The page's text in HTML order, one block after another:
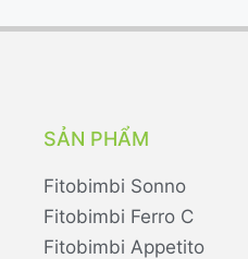
SẢN PHẨM
Fitobimbi Sonno
Fitobimbi Ferro C
Fitobimbi Appetito